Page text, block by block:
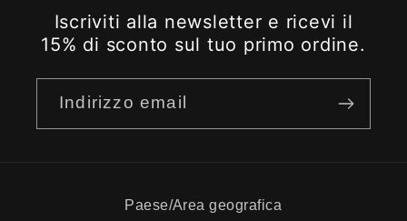
Iscriviti alla newsletter e ricevi il
15% di sconto sul tuo primo ordine.
Indirizzo email
Paese/Area geografica